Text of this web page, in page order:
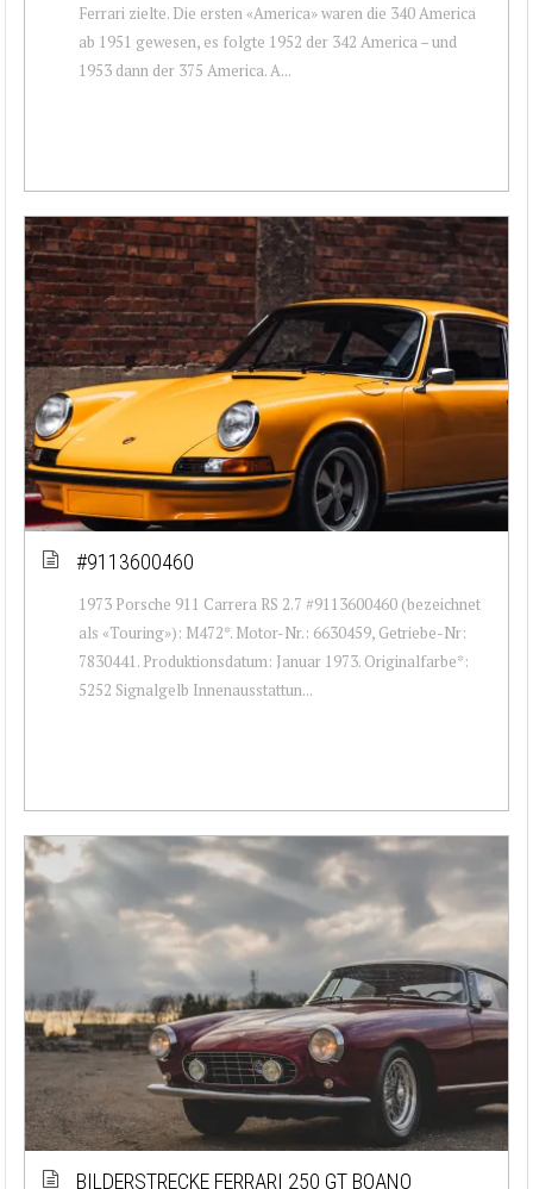
Ferrari zielte. Die ersten «America» waren die 340 America
ab 1951 gewesen, es folgte 1952 der 342 America – und
1953 dann der 375 America. A...
#9113600460
1973 Porsche 911 Carrera RS 2.7 #9113600460 (bezeichnet
als «Touring»): M472*. Motor-Nr.: 6630459, Getriebe-Nr:
7830441. Produktionsdatum: Januar 1973. Originalfarbe*:
5252 Signalgelb Innenausstattun...
BILDERSTRECKE FERRARI 250 GT BOANO